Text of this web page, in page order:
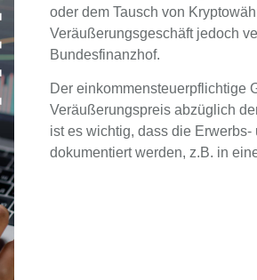
oder dem Tausch von
Veräußerungsgeschäft jedoch
Bundesfinanzhof.
Der einkommensteuerpflichtige
Veräußerungspreis abzüglich
ist es wichtig, dass die
dokumentiert werden, z.B. in